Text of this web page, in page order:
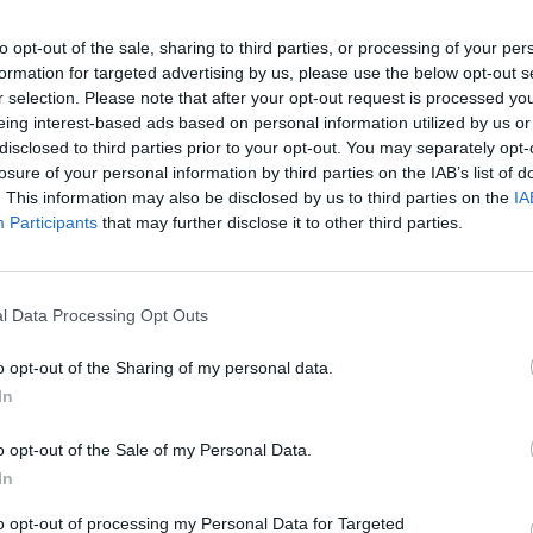
opt-out of the sale, sharing to third parties, or processing of your
for targeted advertising by us, please use the below opt-out
selection. Please note that after your opt-out request is processed
interest-based ads based on personal information utilized by us
to third parties prior to your opt-out. You may separately
of your personal information by third parties on the IAB’s list of
This information may also be disclosed by us to third parties on the
Participants that may further disclose it to other third parties.
Data Processing Opt Outs
opt-out of the Sharing of my personal data.
opt-out of the Sale of my Personal Data.
opt-out of processing my Personal Data for Targeted
confermato la presenza
prossimi tavoli istituzionali:«Siederemo
prossime Conferenze di servizi dove
queste tematiche». Nel dibattito politico
La minoranza, che non ha votato
la maggioranza di superficialità.
«Ci è stato detto che saremmo stati
Zerboni – ma abbiamo risposto che non
ridondanti o a enfatizzare situazioni già
siamo per la concretezza dei risultati,
e saremo».
perché non si sia arrivati a una
potrebbe chiedersi come mai non si
unitario. La risposta è semplice: nella
convocata proprio per discutere anche